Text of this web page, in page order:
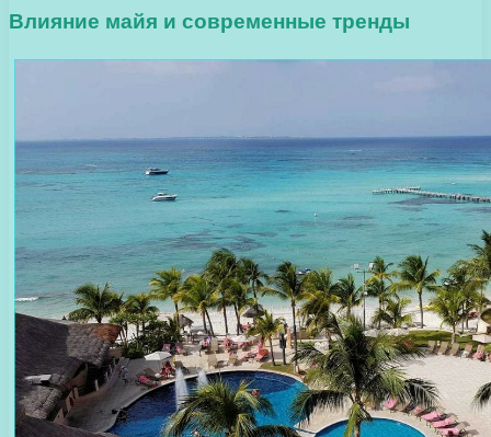
Влияние майя и современные тренды